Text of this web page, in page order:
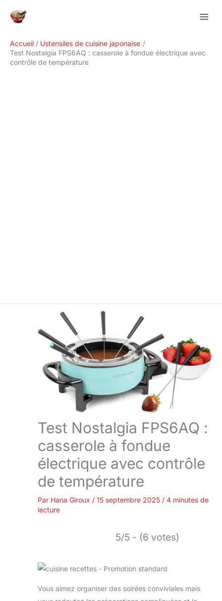
Accueil
Ustensiles de cuisine japonaise
Test Nostalgia FPS6AQ : casserole à fondue électrique avec
contrôle de température
Test Nostalgia FPS6AQ :
casserole à fondue
électrique avec contrôle
de température
Par Hana Giroux / 15 septembre 2025 / 4 minutes de
lecture
5/5 - (6 votes)
Vous aimez organiser des soirées conviviales mais